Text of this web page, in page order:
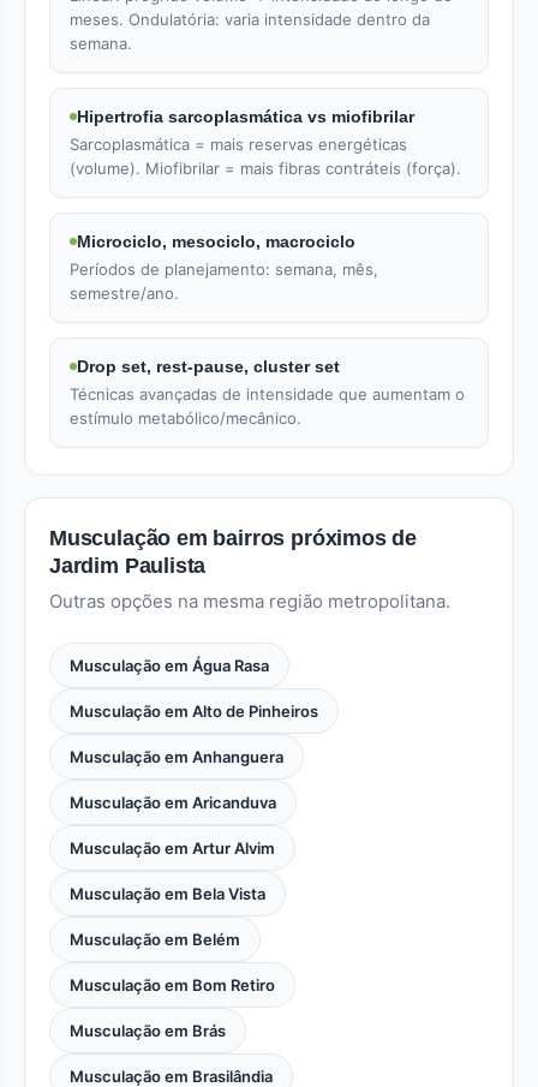
meses. Ondulatória: varia intensidade dentro da
semana.
Hipertrofia sarcoplasmática vs miofibrilar
Sarcoplasmática = mais reservas energéticas
(volume). Miofibrilar = mais fibras contráteis (força).
Microciclo, mesociclo, macrociclo
Períodos de planejamento: semana, mês,
semestre/ano.
Drop set, rest-pause, cluster set
Técnicas avançadas de intensidade que aumentam o
estímulo metabólico/mecânico.
Musculação em bairros próximos de
Jardim Paulista
Outras opções na mesma região metropolitana.
Musculação em Água Rasa
Musculação em Alto de Pinheiros
Musculação em Anhanguera
Musculação em Aricanduva
Musculação em Artur Alvim
Musculação em Bela Vista
Musculação em Belém
Musculação em Bom Retiro
Musculação em Brás
Musculação em Brasilândia